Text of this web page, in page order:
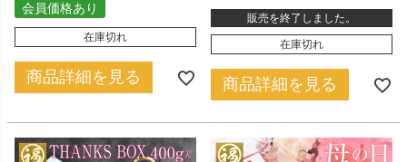
会員価格あり
在庫切れ
商品詳細を見る
販売を終了しました。
在庫切れ
商品詳細を見る